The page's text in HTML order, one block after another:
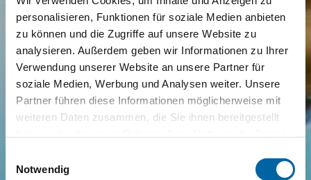
personalisieren, Funktionen für soziale Medien anbieten
zu können und die Zugriffe auf unsere Website zu
analysieren. Außerdem geben wir Informationen zu Ihrer
Verwendung unserer Website an unsere Partner für
soziale Medien, Werbung und Analysen weiter. Unsere
Partner führen diese Informationen möglicherweise mit
weiteren Daten zusammen, die Sie ihnen bereitgestellt
Notwendig